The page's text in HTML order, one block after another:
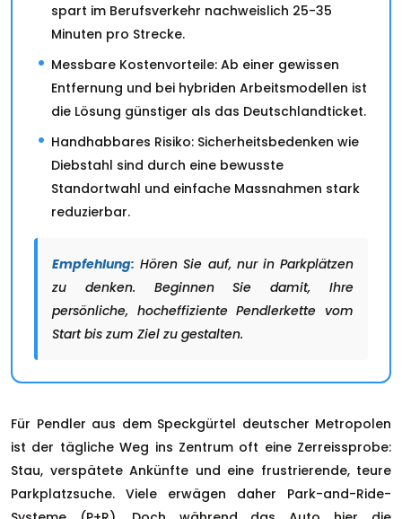
spart im Berufsverkehr nachweislich 25-35
Minuten pro Strecke.
Messbare Kostenvorteile: Ab einer gewissen
Entfernung und bei hybriden Arbeitsmodellen ist
die Lösung günstiger als das Deutschlandticket.
Handhabbares Risiko: Sicherheitsbedenken wie
Diebstahl sind durch eine bewusste
Standortwahl und einfache Massnahmen stark
reduzierbar.
Empfehlung: Hören Sie auf, nur in Parkplätzen
zu denken. Beginnen Sie damit, Ihre
persönliche, hocheffiziente Pendlerkette vom
Start bis zum Ziel zu gestalten.
Für Pendler aus dem Speckgürtel deutscher Metropolen
ist der tägliche Weg ins Zentrum oft eine Zerreissprobe:
Stau, verspätete Ankünfte und eine frustrierende, teure
Parkplatzsuche. Viele erwägen daher Park-and-Ride-